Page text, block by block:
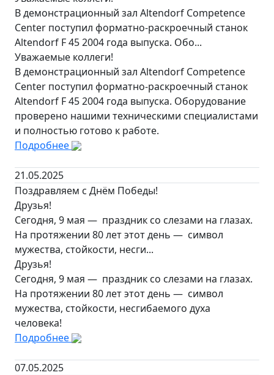
В демонстрационный зал Altendorf Competence
Center поступил форматно-раскроечный станок
Altendorf F 45 2004 года выпуска. Обо...
Уважаемые коллеги!
В демонстрационный зал Altendorf Competence
Center поступил форматно-раскроечный станок
Altendorf F 45 2004 года выпуска. Оборудование
проверено нашими техническими специалистами
и полностью готово к работе.
Подробнее
21.05.2025
Поздравляем с Днём Победы!
Друзья!
Сегодня, 9 мая — праздник со слезами на глазах.
На протяжении 80 лет этот день — символ
мужества, стойкости, несги...
Друзья!
Сегодня, 9 мая — праздник со слезами на глазах.
На протяжении 80 лет этот день — символ
мужества, стойкости, несгибаемого духа
человека!
Подробнее
07.05.2025